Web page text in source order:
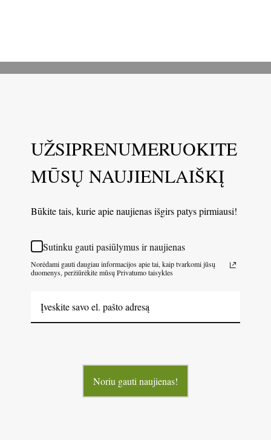
UŽSIPRENUMERUOKITE
MŪSŲ NAUJIENLAIŠKĮ
Būkite tais, kurie apie naujienas išgirs patys pirmiausi!
Sutinku gauti pasiūlymus ir naujienas
Norėdami gauti daugiau informacijos apie tai, kaip tvarkomi jūsų
duomenys, peržiūrėkite mūsų Privatumo taisykles
Noriu gauti naujienas!